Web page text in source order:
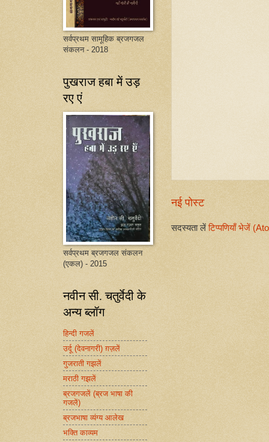
नई पोस्ट
सदस्यता लेंटिप्पणियाँ भेजें
सर्वप्रथम सामूहिक ब्रजगजल
संकलन - 2018
पुखराज हबा में उड़
रए एं
सर्वप्रथम ब्रजगजल संकलन
(एकल) - 2015
नवीन सी. चतुर्वेदी के
अन्य ब्लॉग
हिन्दी गजलें
उर्दू (देवनागरी) ग़ज़लें
गुजराती गझलें
मराठी गझलें
ब्रजगजलें (ब्रज भाषा की
गजलें)
ब्रजभाषा व्यंग्य आलेख
भक्ति काव्यम